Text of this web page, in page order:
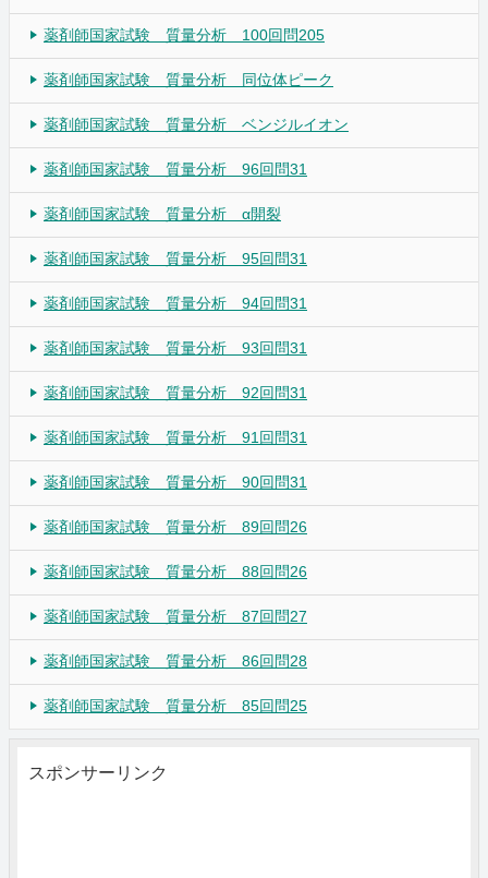
薬剤師国家試験 質量分析 100回問205
薬剤師国家試験 質量分析 同位体ピーク
薬剤師国家試験 質量分析 ベンジルイオン
薬剤師国家試験 質量分析 96回問31
薬剤師国家試験 質量分析 α開裂
薬剤師国家試験 質量分析 95回問31
薬剤師国家試験 質量分析 94回問31
薬剤師国家試験 質量分析 93回問31
薬剤師国家試験 質量分析 92回問31
薬剤師国家試験 質量分析 91回問31
薬剤師国家試験 質量分析 90回問31
薬剤師国家試験 質量分析 89回問26
薬剤師国家試験 質量分析 88回問26
薬剤師国家試験 質量分析 87回問27
薬剤師国家試験 質量分析 86回問28
薬剤師国家試験 質量分析 85回問25
スポンサーリンク